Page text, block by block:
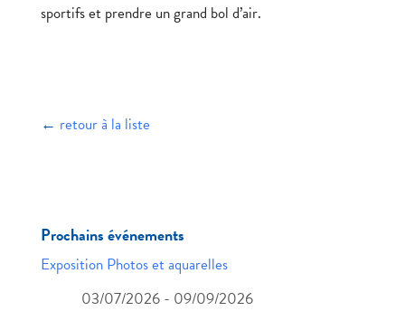
sportifs et prendre un grand bol d’air.
← retour à la liste
Prochains événements
Exposition Photos et aquarelles
03/07/2026 - 09/09/2026